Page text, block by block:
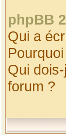
phpBB 2
Qui a
Qui
forum ?